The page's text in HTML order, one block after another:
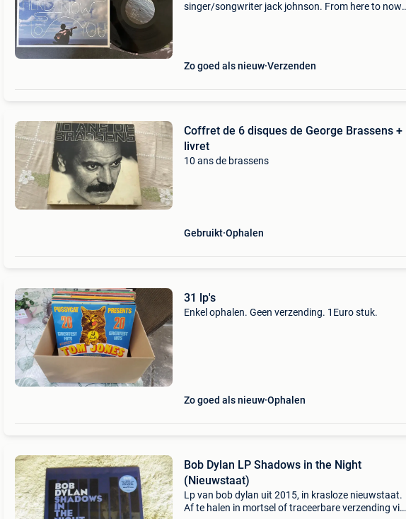
singer/songwriter jack johnson. From here to now
Zo goed als nieuw Verzenden
Coffret de 6 disques de George Brassens +
livret
10 ans de brassens
Gebruikt Ophalen
31 lp's
Enkel ophalen. Geen verzending. 1Euro stuk.
Zo goed als nieuw Ophalen
Bob Dylan LP Shadows in the Night
(Nieuwstaat)
Lp van bob dylan uit 2015, in krasloze nieuwstaat.
Af te halen in mortsel of traceerbare verzending via